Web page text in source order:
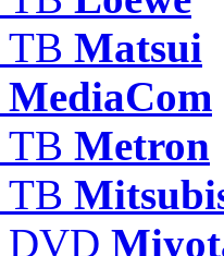
ТВ Matsui
MediaCom
ТВ Metron
TB
DVD